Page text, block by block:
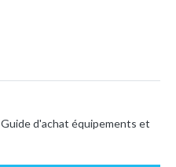
Guide d'achat équipements et